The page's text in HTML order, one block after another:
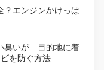
？エンジンかけっぱ
臭いが…目的地に着
を防ぐ方法